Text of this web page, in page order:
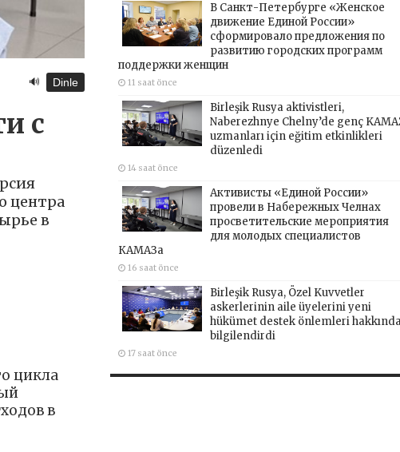
🔊 Dinle
с
центра
в
цикла
в
В Санкт-Петербурге «Женское
движение Единой России»
сформировало предложения по
развитию городских программ
поддержки женщин
11 saat önce
Birleşik Rusya aktivistleri,
Naberezhnye Chelny’de genç
uzmanları için eğitim etkinlikleri
düzenledi
14 saat önce
Активисты «Единой России»
провели в Набережных Челнах
просветительские мероприятия
для молодых специалистов
КАМАЗа
16 saat önce
Birleşik Rusya, Özel Kuvvetler
askerlerinin aile üyelerini yeni
hükümet destek önlemleri
bilgilendirdi
17 saat önce